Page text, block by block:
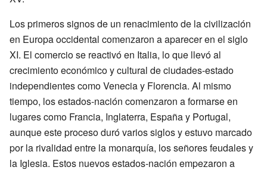
Los primeros signos de un renacimiento de la civilización
en Europa occidental comenzaron a aparecer en el siglo
XI. El comercio se reactivó en Italia, lo que llevó al
crecimiento económico y cultural de ciudades-estado
independientes como Venecia y Florencia. Al mismo
tiempo, los estados-nación comenzaron a formarse en
lugares como Francia, Inglaterra, España y Portugal,
aunque este proceso duró varios siglos y estuvo marcado
por la rivalidad entre la monarquía, los señores feudales y
la Iglesia. Estos nuevos estados-nación empezaron a